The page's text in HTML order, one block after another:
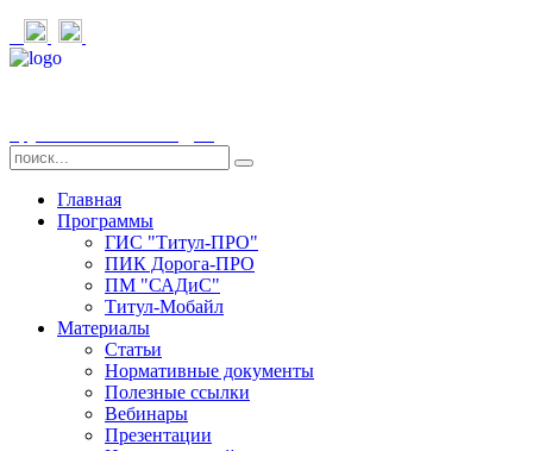
Главная
Программы
ГИС "Титул-ПРО"
ПИК Дорога-ПРО
ПМ "САДиС"
Титул-Мобайл
Материалы
Статьи
Нормативные документы
Полезные ссылки
Вебинары
Презентации